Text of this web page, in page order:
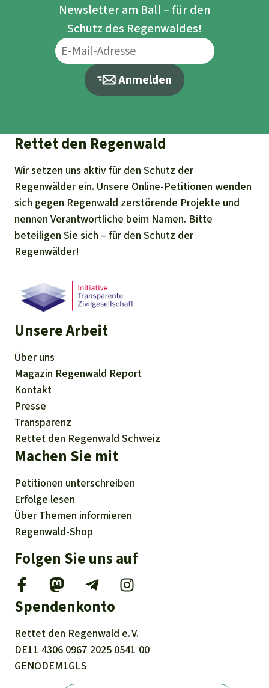
Newsletter am Ball – für den
Schutz des Regenwaldes!
Anmelden
Rettet den Regenwald
Wir setzen uns aktiv für den Schutz der
Regenwälder ein. Unsere Online-Petitionen wenden
sich gegen Regenwald zerstörende Projekte und
nennen Verantwortliche beim Namen. Bitte
beteiligen Sie sich – für den Schutz der
Regenwälder!
Unsere Arbeit
Über uns
Magazin Regenwald Report
Kontakt
Presse
Transparenz
Rettet den Regenwald Schweiz
Machen Sie mit
Petitionen unterschreiben
Erfolge lesen
Über Themen informieren
Regenwald-Shop
Folgen Sie uns auf
Spendenkonto
Rettet den Regenwald e. V.
DE11 4306 0967 2025 0541 00
GENODEM1GLS